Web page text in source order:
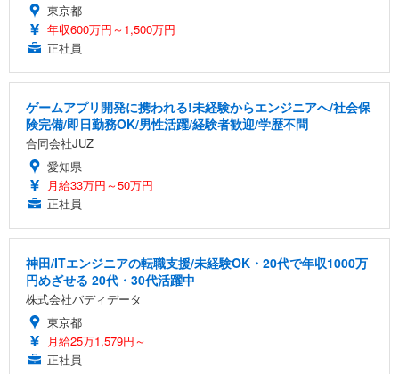
東京都
年収600万円～1,500万円
正社員
ゲームアプリ開発に携われる!未経験からエンジニアへ/社会保
険完備/即日勤務OK/男性活躍/経験者歓迎/学歴不問
合同会社JUZ
愛知県
月給33万円～50万円
正社員
神田/ITエンジニアの転職支援/未経験OK・20代で年収1000万
円めざせる 20代・30代活躍中
株式会社バディデータ
東京都
月給25万1,579円～
正社員